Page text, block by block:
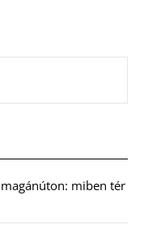
miben tér